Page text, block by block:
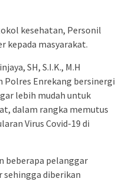
kesehatan, Personil
kepada masyarakat.
SH, S.I.K., M.H
Enrekang bersinergi
lebih mudah untuk
dalam rangka memutus
Virus Covid-19 di
beberapa pelanggar
diberikan